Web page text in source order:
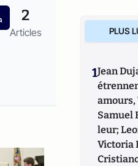
2
Articles PLUS
1Jean
amours,
Samuel
leur;
Victoria